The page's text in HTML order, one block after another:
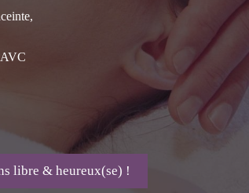
AVC
libre & heureux(se) !